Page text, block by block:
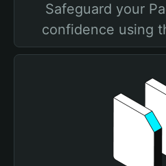
Safeguard your
confidence using